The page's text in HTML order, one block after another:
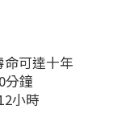
命可達十年
分鐘
小時